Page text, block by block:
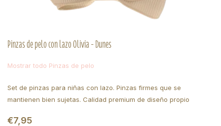
Pinzas de pelo con lazo Olivia - Dunes
Mostrar todo Pinzas de pelo
Set de pinzas para niñas con lazo. Pinzas firmes que se
mantienen bien sujetas. Calidad premium de diseño propio
€7,95